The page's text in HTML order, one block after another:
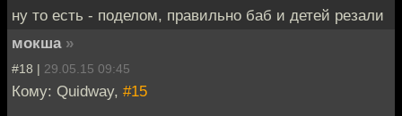
ну то есть - поделом, правильно баб и детей резали
мокша »
#18 | 29.05.15 09:45
Кому: Quidway, #15